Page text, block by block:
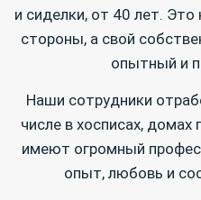
и сиделки, от 40 лет.
стороны, а свой
опытный и
Наши сотрудники
числе в хосписах,
имеют огромный
опыт, любовь и